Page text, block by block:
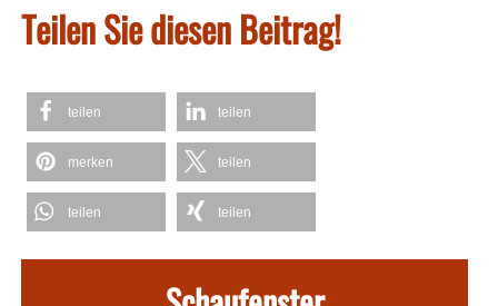
Teilen Sie diesen Beitrag!
teilen teilen
merken teilen
teilen teilen